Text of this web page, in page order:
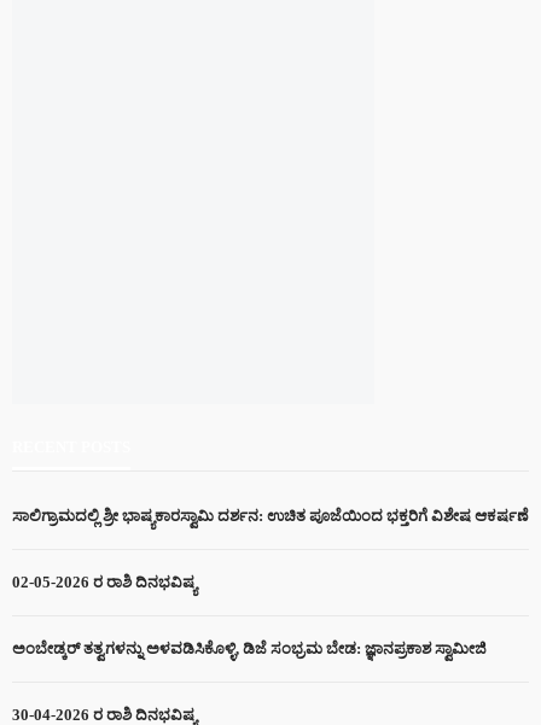
ಸಾಲಿಗ್ರಾಮದಲ್ಲಿ ಶ್ರೀ ಭಾಷ್ಯಕಾರಸ್ವಾಮಿ ದರ್ಶನ: ಉಚಿತ ಪೂಜೆಯಿಂದ ಭಕ್ತರಿಗೆ ವಿಶೇಷ ಆಕರ್ಷಣೆ
02-05-2026 ರ ರಾಶಿ ದಿನಭವಿಷ್ಯ
ಅಂಬೇಡ್ಕರ್ ತತ್ವಗಳನ್ನು ಅಳವಡಿಸಿಕೊಳ್ಳಿ, ಡಿಜೆ ಸಂಭ್ರಮ ಬೇಡ: ಜ್ಞಾನಪ್ರಕಾಶ ಸ್ವಾಮೀಜಿ
30-04-2026 ರ ರಾಶಿ ದಿನಭವಿಷ್ಯ